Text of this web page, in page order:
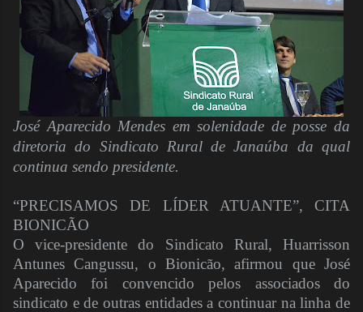
José Aparecido Mendes em solenidade de posse da
diretoria do Sindicato Rural de Janaúba da qual
continua sendo presidente.
“PRECISAMOS DE LÍDER ATUANTE”, CITA
BIONICÃO
O vice-presidente do Sindicato Rural, Huarrisson
Antunes Cangussu, o Bionicão, afirmou que José
Aparecido foi convencido pelos associados do
sindicato e de outras entidades a continuar na linha de